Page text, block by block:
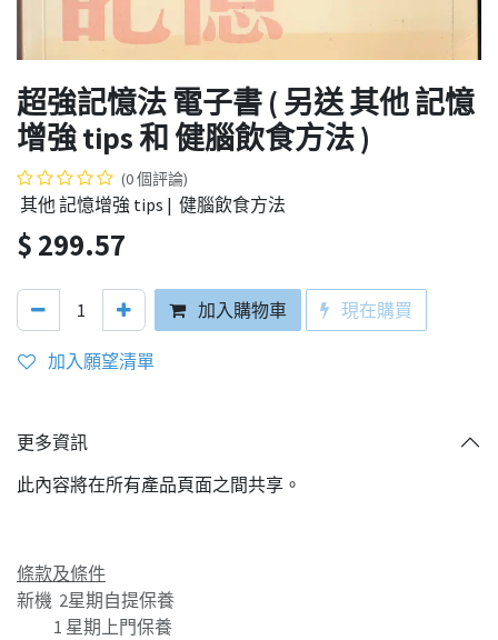
超強記憶法 電子書 ( 另送 其他 記憶
增強 tips 和 健腦飲食方法 )
(0 個評論)
其他 記憶增強 tips | 健腦飲食方法
$299.57
加入購物車 現在購買
加入願望清單
更多資訊
此內容將在所有產品頁面之間共享。
條款及條件
新機 2星期自提保養
1 星期上門保養